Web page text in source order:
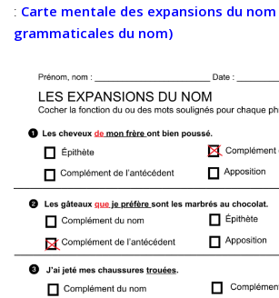
: Carte mentale des expansions du
grammaticales du nom)